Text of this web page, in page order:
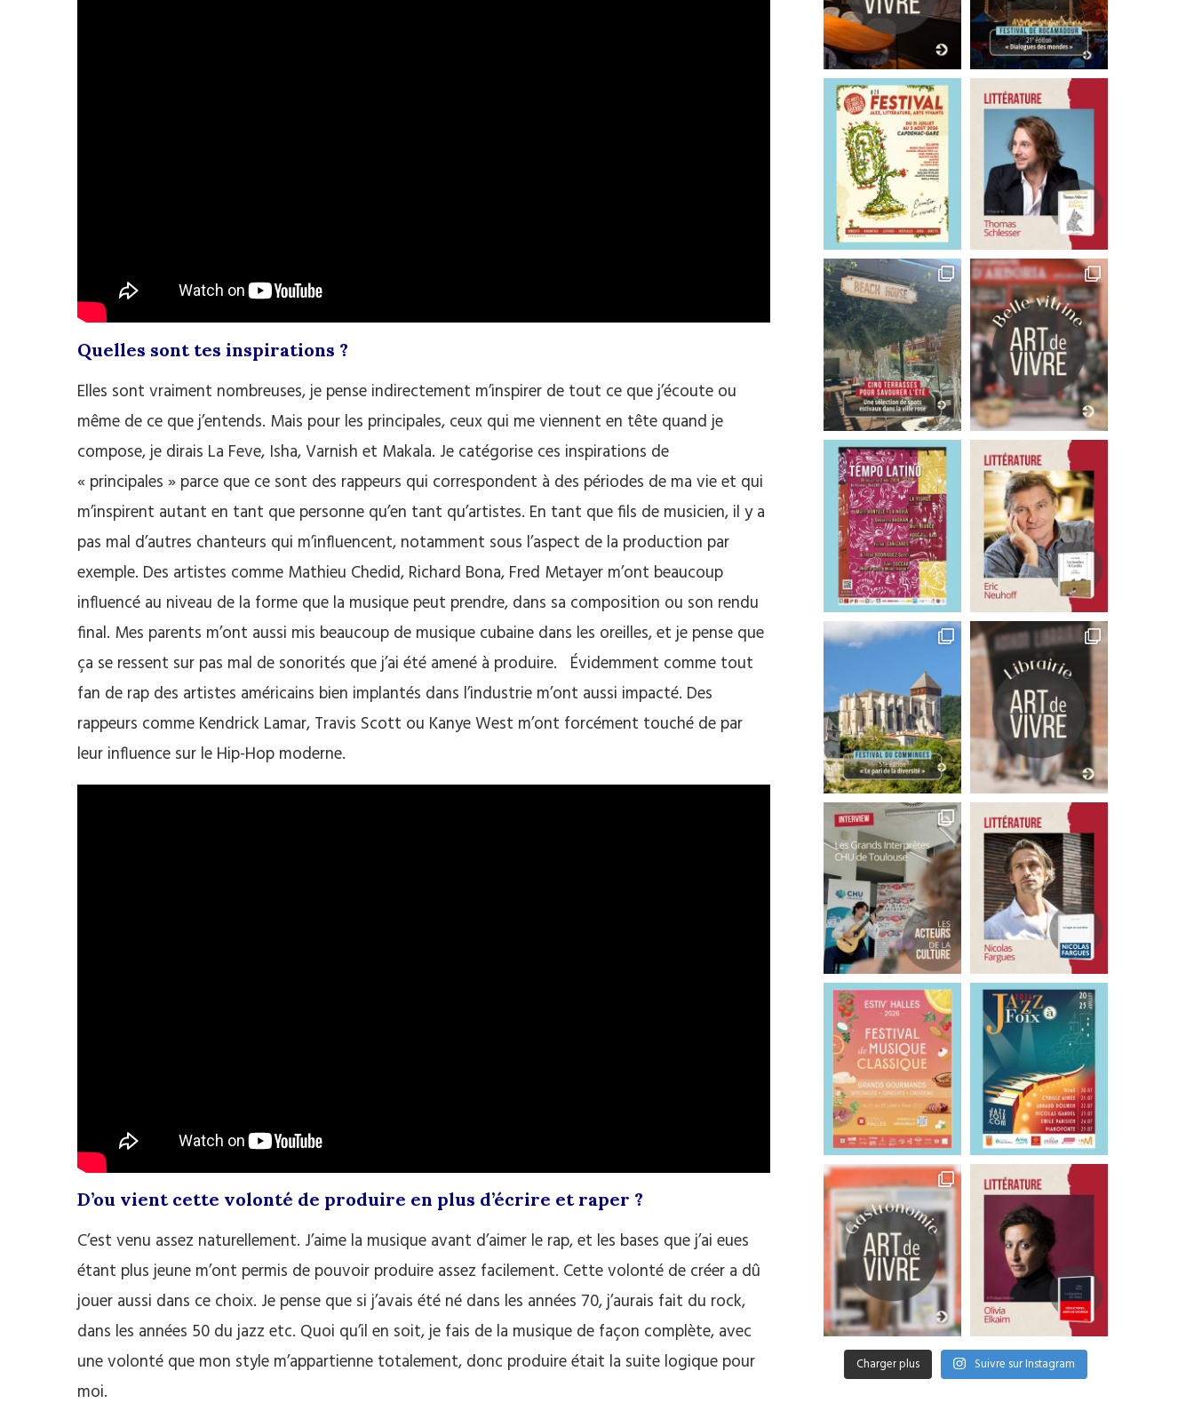
Quelles sont tes inspirations ?
Elles sont vraiment nombreuses, je pense indirectement m’inspirer de tout ce que j’écoute ou
même de ce que j’entends. Mais pour les principales, ceux qui me viennent en tête quand je
compose, je dirais La Feve, Isha, Varnish et Makala. Je catégorise ces inspirations de
« principales » parce que ce sont des rappeurs qui correspondent à des périodes de ma vie et qui
m’inspirent autant en tant que personne qu’en tant qu’artistes. En tant que fils de musicien, il y a
pas mal d’autres chanteurs qui m’influencent, notamment sous l’aspect de la production par
exemple. Des artistes comme Mathieu Chedid, Richard Bona, Fred Metayer m’ont beaucoup
influencé au niveau de la forme que la musique peut prendre, dans sa composition ou son rendu
final. Mes parents m’ont aussi mis beaucoup de musique cubaine dans les oreilles, et je pense que
ça se ressent sur pas mal de sonorités que j’ai été amené à produire. Évidemment comme tout
fan de rap des artistes américains bien implantés dans l’industrie m’ont aussi impacté. Des
rappeurs comme Kendrick Lamar, Travis Scott ou Kanye West m’ont forcément touché de par
leur influence sur le Hip-Hop moderne.
D’ou vient cette volonté de produire en plus d’écrire et raper ?
C’est venu assez naturellement. J’aime la musique avant d’aimer le rap, et les bases que j’ai eues
étant plus jeune m’ont permis de pouvoir produire assez facilement. Cette volonté de créer a dû
jouer aussi dans ce choix. Je pense que si j’avais été né dans les années 70, j’aurais fait du rock,
dans les années 50 du jazz etc. Quoi qu’il en soit, je fais de la musique de façon complète, avec
une volonté que mon style m’appartienne totalement, donc produire était la suite logique pour
moi.
Charger plus Suivre sur Instagram